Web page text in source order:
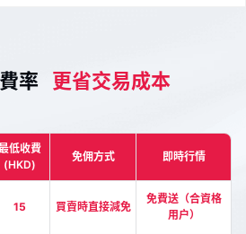
率 更省交易成本
低收費
(HKD)
免佣方式 即時行情
15 買賣時直接減免
免費送（合資格
用户）